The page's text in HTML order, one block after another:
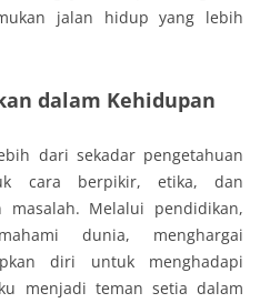
jalan hidup yang lebih
dalam Kehidupan
dari sekadar pengetahuan
cara berpikir, etika, dan
masalah. Melalui pendidikan,
dunia, menghargai
diri untuk menghadapi
menjadi teman setia dalam